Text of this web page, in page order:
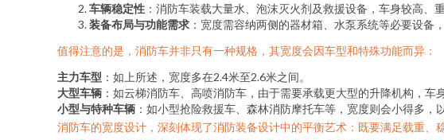
车辆稳定性 ：消防车装载大量水、泡沫灭火剂及救援设备，车身较高、
装备布局与功能需求 ：宽度需容纳两侧的器材箱、水泵系统等必要设备
值得注意的是，消防车并非只有一种规格，其宽度会因车型和特殊功能而异：
主力车型 ：如上所述，宽度多在2.4米至2.6米之间。
大型车辆 ：如云梯消防车、高喷消防车，由于需要承载更大型的升降机构，车
小型与特种车辆 ：如小型抢险救援车、森林消防摩托车等，宽度则会小得多，
消防车的宽度设计，深刻体现了消防装备设计中的平衡艺术：既要满足载重